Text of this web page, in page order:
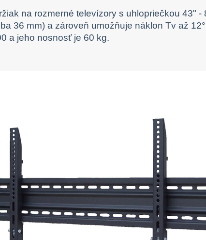
na rozmerné televízory s uhlopriečkou 43"
36 mm) a zároveň umožňuje náklon Tv až
a jeho nosnosť je 60 kg.